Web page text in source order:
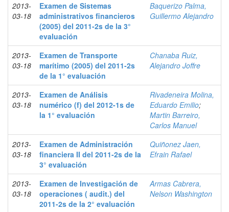
2013-
03-18
Examen de Sistemas
administrativos financieros
(2005) del 2011-2s de la 3°
evaluación
Baquerizo Palma,
Guillermo Alejandro
2013-
03-18
Examen de Transporte
marítimo (2005) del 2011-2s
de la 1° evaluación
Chanaba Ruiz,
Alejandro Joffre
2013-
03-18
Examen de Análisis
numérico (f) del 2012-1s de
la 1° evaluación
Rivadeneira Molina,
Eduardo Emilio;
Martin Barreiro,
Carlos Manuel
2013-
03-18
Examen de Administración
financiera II del 2011-2s de la
3° evaluación
Quiñonez Jaen,
Efrain Rafael
2013-
03-18
Examen de Investigación de
operaciones ( audit.) del
2011-2s de la 2° evaluación
Armas Cabrera,
Nelson Washington